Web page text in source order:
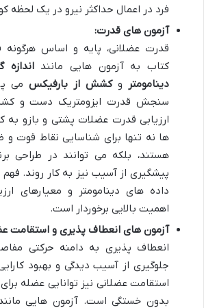
فرد در اعمال حداکثر نیرو در یک لحظه
آزمون های قدرت:
قدرت عضلانی، پایه و اساس
کتاب به آزمون هایی مانند
دینامومتر وکشش از بارفیکس می
سنجش قدرت ایزومتریک دست و
ارزیابی قدرت عضلات پشتی و بازو به
ها نه تنها برای شناسایی نقاط قوت
هستند، بلکه می توانند در طراحی
پیشگیری از آسیب نیز به کار روند.
داده های دینامومتر و معیارهای
اهمیت بالایی برخوردار است.
آزمون های انعطاف پذیری و استقامت
انعطاف پذیری به دامنه حرکتی
جلوگیری از آسیب دیدگی و بهبود
استقامت عضلانی نیز توانایی عضله
بدون خستگی است. آزمون هایی